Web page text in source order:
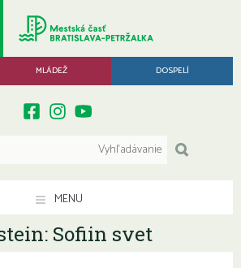
MLÁDEŽ DOSPELÍ
MENU
Sofiin svet